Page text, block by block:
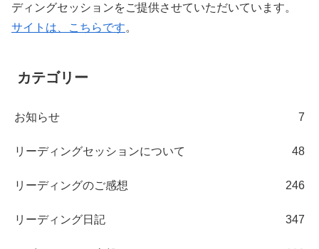
ディングセッションをご提供させていただいています。
サイトは、こちらです。
カテゴリー
お知らせ 7
リーディングセッションについて 48
リーディングのご感想 246
リーディング日記 347